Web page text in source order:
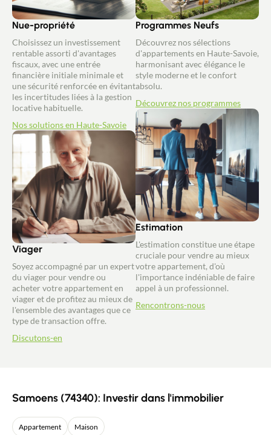
Nue-propriété
Choisissez un investissement
rentable assorti d'avantages
fiscaux, avec une entrée
financière initiale minimale et
une sécurité renforcée en évitant
les incertitudes liées à la gestion
locative habituelle.
Nos solutions en Haute-Savoie
Viager
Soyez accompagné par un expert
du viager pour vendre ou
acheter votre appartement en
viager et de profitez au mieux de
l'ensemble des avantages que ce
type de transaction offre.
Discutons-en
Programmes Neufs
Découvrez nos sélections
d'appartements en Haute-Savoie,
harmonisant avec élégance le
style moderne et le confort
absolu.
Découvrez nos programmes
Estimation
L'estimation constitue une étape
cruciale pour vendre au mieux
votre appartement, d'où
l'importance indéniable de faire
appel à un professionnel.
Rencontrons-nous
Samoens (74340): Investir dans l'immobilier
Appartement Maison